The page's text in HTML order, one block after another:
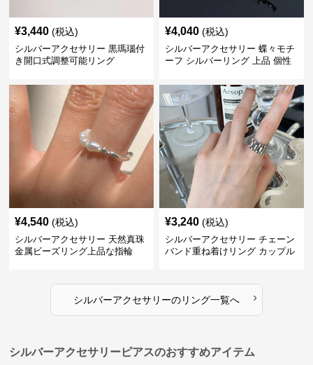
¥3,440 (税込)
シルバーアクセサリー 黒瑪瑙付
き開口式調整可能リング
¥4,040 (税込)
シルバーアクセサリー 蝶々モチ
ーフ シルバーリング 上品 個性
¥4,540 (税込)
シルバーアクセサリー 天然真珠
金属ビーズリング上品な指輪
¥3,240 (税込)
シルバーアクセサリー チェーン
バンド重ね着けリング カップル
シルバーアクセサリーのリング一覧へ ›
シルバーアクセサリーピアスのおすすめアイテム